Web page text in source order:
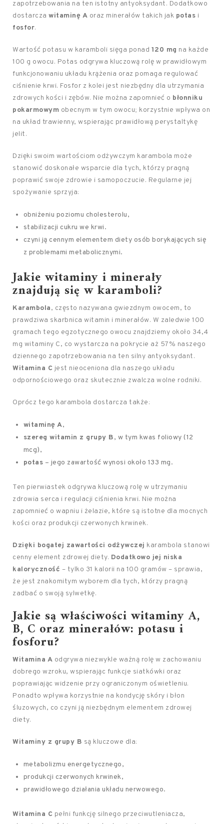
zapotrzebowania na ten istotny antyoksydant. Dodatkowo
dostarcza witaminę A oraz minerałów takich jak potas i
fosfor.
Wartość potasu w karamboli sięga ponad 120 mg na każde
100 g owocu. Potas odgrywa kluczową rolę w prawidłowym
funkcjonowaniu układu krążenia oraz pomaga regulować
ciśnienie krwi. Fosfor z kolei jest niezbędny dla utrzymania
zdrowych kości i zębów. Nie można zapomnieć o błonniku
pokarmowym obecnym w tym owocu; korzystnie wpływa on
na układ trawienny, wspierając prawidłową perystaltykę
jelit.
Dzięki swoim wartościom odżywczym karambola może
stanowić doskonałe wsparcie dla tych, którzy pragną
poprawić swoje zdrowie i samopoczucie. Regularne jej
spożywanie sprzyja:
obniżeniu poziomu cholesterolu,
stabilizacji cukru we krwi.
czyni ją cennym elementem diety osób borykających się
z problemami metabolicznymi.
Jakie witaminy i minerały
znajdują się w karamboli?
Karambola, często nazywana gwiezdnym owocem, to
prawdziwa skarbnica witamin i minerałów. W zaledwie 100
gramach tego egzotycznego owocu znajdziemy około 34,4
mg witaminy C, co wystarcza na pokrycie aż 57% naszego
dziennego zapotrzebowania na ten silny antyoksydant.
Witamina C jest nieoceniona dla naszego układu
odpornościowego oraz skutecznie zwalcza wolne rodniki.
Oprócz tego karambola dostarcza także:
witaminę A,
szereg witamin z grupy B, w tym kwas foliowy (12
mcg),
potas – jego zawartość wynosi około 133 mg.
Ten pierwiastek odgrywa kluczową rolę w utrzymaniu
zdrowia serca i regulacji ciśnienia krwi. Nie można
zapomnieć o wapniu i żelazie, które są istotne dla mocnych
kości oraz produkcji czerwonych krwinek.
Dzięki bogatej zawartości odżywczej karambola stanowi
cenny element zdrowej diety. Dodatkowo jej niska
kaloryczność – tylko 31 kalorii na 100 gramów – sprawia,
że jest znakomitym wyborem dla tych, którzy pragną
zadbać o swoją sylwetkę.
Jakie są właściwości witaminy A,
B, C oraz minerałów: potasu i
fosforu?
Witamina A odgrywa niezwykle ważną rolę w zachowaniu
dobrego wzroku, wspierając funkcje siatkówki oraz
poprawiając widzenie przy ograniczonym oświetleniu.
Ponadto wpływa korzystnie na kondycję skóry i błon
śluzowych, co czyni ją niezbędnym elementem zdrowej
diety.
Witaminy z grupy B są kluczowe dla:
metabolizmu energetycznego,
produkcji czerwonych krwinek,
prawidłowego działania układu nerwowego.
Witamina C pełni funkcję silnego przeciwutleniacza,